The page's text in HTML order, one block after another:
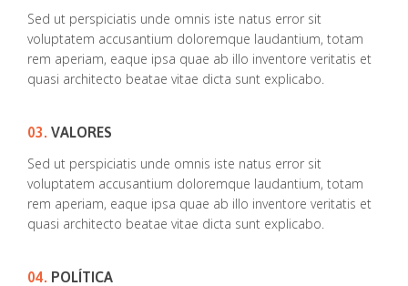
Sed ut perspiciatis unde omnis iste natus error sit
voluptatem accusantium doloremque laudantium, totam
rem aperiam, eaque ipsa quae ab illo inventore veritatis et
quasi architecto beatae vitae dicta sunt explicabo.
03. VALORES
Sed ut perspiciatis unde omnis iste natus error sit
voluptatem accusantium doloremque laudantium, totam
rem aperiam, eaque ipsa quae ab illo inventore veritatis et
quasi architecto beatae vitae dicta sunt explicabo.
04. POLÍTICA